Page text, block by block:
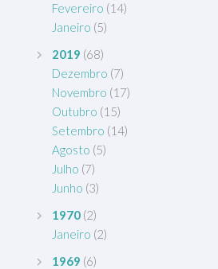
Fevereiro (14)
Janeiro (5)
2019 (68)
Dezembro (7)
Novembro (17)
Outubro (15)
Setembro (14)
Agosto (5)
Julho (7)
Junho (3)
1970 (2)
Janeiro (2)
1969 (6)